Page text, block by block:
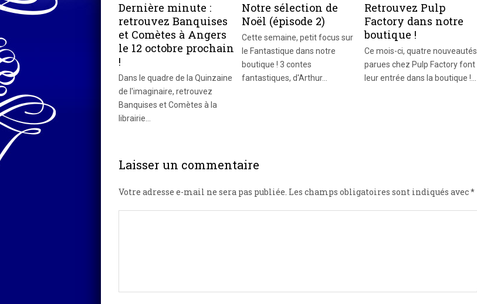
Dernière minute :
retrouvez Banquises
et Comètes à Angers
le 12 octobre prochain
!
Dans le quadre de la Quinzaine
de l'imaginaire, retrouvez
Banquises et Comètes à la
librairie…
Notre sélection de
Noël (épisode 2)
Cette semaine, petit focus sur
le Fantastique dans notre
boutique ! 3 contes
fantastiques, d'Arthur…
Retrouvez Pulp
Factory dans notre
boutique !
Ce mois-ci, quatre nouveautés
parues chez Pulp Factory font
leur entrée dans la boutique !…
Laisser un commentaire
Votre adresse e-mail ne sera pas publiée. Les champs obligatoires sont indiqués avec*